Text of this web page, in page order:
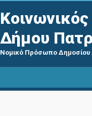
Δήμου
Νομικό Πρόσωπο Δημοσίου